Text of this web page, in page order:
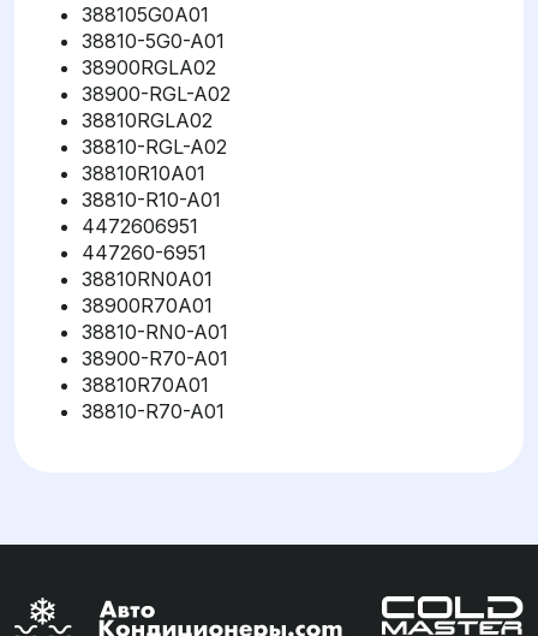
388105G0A01
38810-5G0-A01
38900RGLA02
38900-RGL-A02
38810RGLA02
38810-RGL-A02
38810R10A01
38810-R10-A01
4472606951
447260-6951
38810RN0A01
38900R70A01
38810-RN0-A01
38900-R70-A01
38810R70A01
38810-R70-A01